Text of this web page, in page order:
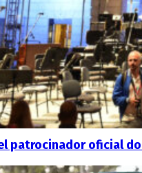
patrocinador oficial do